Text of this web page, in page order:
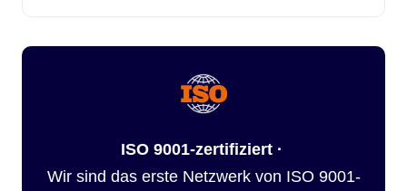
ISO 9001-zertifiziert ·
Wir sind das erste Netzwerk von ISO 9001-